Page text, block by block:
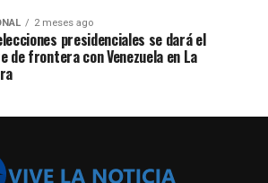
2 meses ago
presidenciales se dará el
de frontera con Venezuela en La